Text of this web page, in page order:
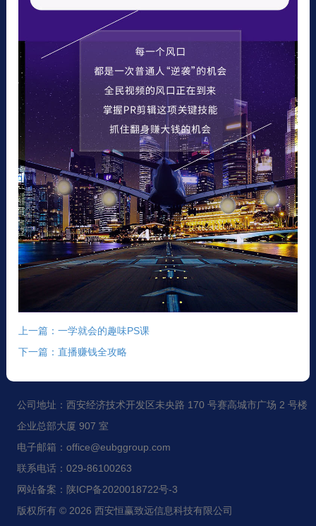
上一篇：一学就会的趣味PS课
下一篇：直播赚钱全攻略
公司地址：西安经济技术开发区未央路 170 号赛高城市广场 2 号楼
企业总部大厦 907 室
电子邮箱：office@eubggroup.com
联系电话：029-86100263
网站备案：陕ICP备2020018722号-3
版权所有 © 2026 西安恒赢致远信息科技有限公司